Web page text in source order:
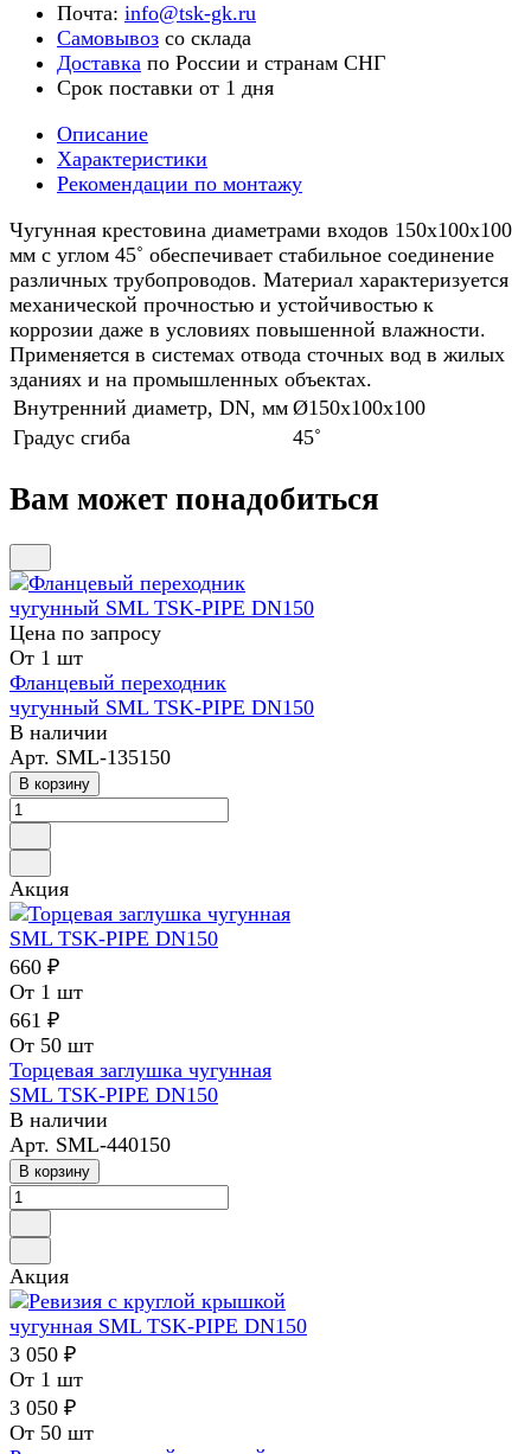
Почта: info@tsk-gk.ru
Самовывоз со склада
Доставка по России и странам СНГ
Срок поставки от 1 дня
Описание
Характеристики
Рекомендации по монтажу
Чугунная крестовина диаметрами входов 150х100х100
мм с углом 45˚ обеспечивает стабильное соединение
различных трубопроводов. Материал характеризуется
механической прочностью и устойчивостью к
коррозии даже в условиях повышенной влажности.
Применяется в системах отвода сточных вод в жилых
зданиях и на промышленных объектах.
Внутренний диаметр, DN, мм Ø150x100x100
Градус сгиба
45˚
Вам может понадобиться
Цена по запросу
От 1 шт
Фланцевый переходник
чугунный SML TSK-PIPE DN150
В наличии
Арт. SML-135150
В корзину
Акция
660 ₽
От 1 шт
661 ₽
От 50 шт
Торцевая заглушка чугунная
SML TSK-PIPE DN150
В наличии
Арт. SML-440150
В корзину
Акция
3 050 ₽
От 1 шт
3 050 ₽
От 50 шт